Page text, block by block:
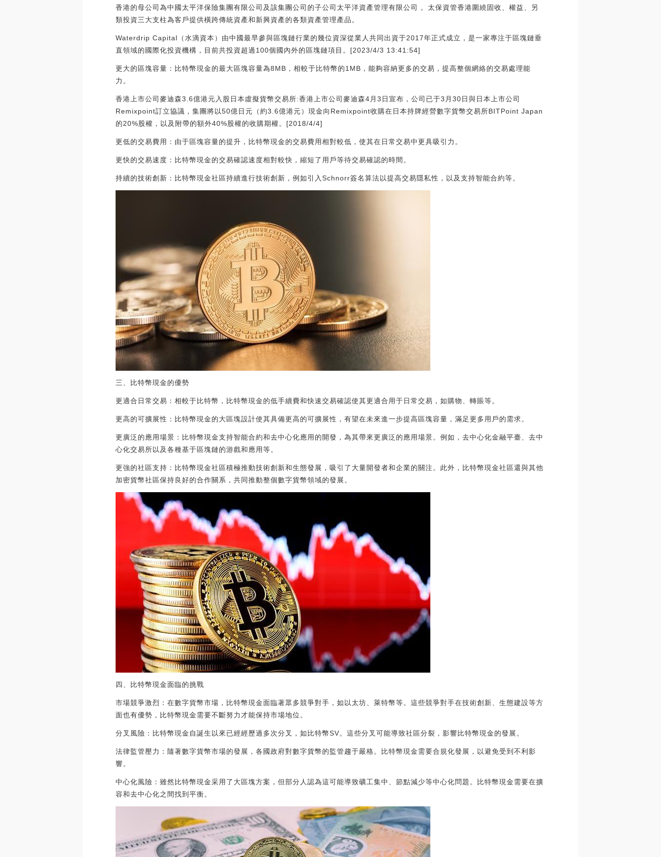
香港的母公司為中國太平洋保險集團有限公司及該集團公司的子公司太平洋資產管理有限公司 。太保資管香港圍繞固收、權益、另
類投資三大支柱為客戶提供橫跨傳統資產和新興資產的各類資產管理產品。
Waterdrip Capital（水滴資本）由中國最早參與區塊鏈行業的幾位資深從業人共同出資于2017年正式成立，是一家專注于區塊鏈垂
直領域的國際化投資機構，目前共投資超過100個國內外的區塊鏈項目。[2023/4/3 13:41:54]
更大的區塊容量：比特幣現金的最大區塊容量為8MB，相較于比特幣的1MB，能夠容納更多的交易，提高整個網絡的交易處理能
力。
香港上市公司麥迪森3.6億港元入股日本虛擬貨幣交易所:香港上市公司麥迪森4月3日宣布，公司已于3月30日與日本上市公司
Remixpoint訂立協議，集團將以50億日元（約3.6億港元）現金向Remixpoint收購在日本持牌經營數字貨幣交易所BITPoint Japan
的20%股權，以及附帶的額外40%股權的收購期權。[2018/4/4]
更低的交易費用：由于區塊容量的提升，比特幣現金的交易費用相對較低，使其在日常交易中更具吸引力。
更快的交易速度：比特幣現金的交易確認速度相對較快，縮短了用戶等待交易確認的時間。
持續的技術創新：比特幣現金社區持續進行技術創新，例如引入Schnorr簽名算法以提高交易隱私性，以及支持智能合約等。
三、比特幣現金的優勢
更適合日常交易：相較于比特幣，比特幣現金的低手續費和快速交易確認使其更適合用于日常交易，如購物、轉賬等。
更高的可擴展性：比特幣現金的大區塊設計使其具備更高的可擴展性，有望在未來進一步提高區塊容量，滿足更多用戶的需求。
更廣泛的應用場景：比特幣現金支持智能合約和去中心化應用的開發，為其帶來更廣泛的應用場景。例如，去中心化金融平臺、去中
心化交易所以及各種基于區塊鏈的游戲和應用等。
更強的社區支持：比特幣現金社區積極推動技術創新和生態發展，吸引了大量開發者和企業的關注。此外，比特幣現金社區還與其他
加密貨幣社區保持良好的合作關系，共同推動整個數字貨幣領域的發展。
四、比特幣現金面臨的挑戰
市場競爭激烈：在數字貨幣市場，比特幣現金面臨著眾多競爭對手，如以太坊、萊特幣等。這些競爭對手在技術創新、生態建設等方
面也有優勢，比特幣現金需要不斷努力才能保持市場地位。
分叉風險：比特幣現金自誕生以來已經經歷過多次分叉，如比特幣SV。這些分叉可能導致社區分裂，影響比特幣現金的發展。
法律監管壓力：隨著數字貨幣市場的發展，各國政府對數字貨幣的監管趨于嚴格。比特幣現金需要合規化發展，以避免受到不利影
響。
中心化風險：雖然比特幣現金采用了大區塊方案，但部分人認為這可能導致礦工集中、節點減少等中心化問題。比特幣現金需要在擴
容和去中心化之間找到平衡。